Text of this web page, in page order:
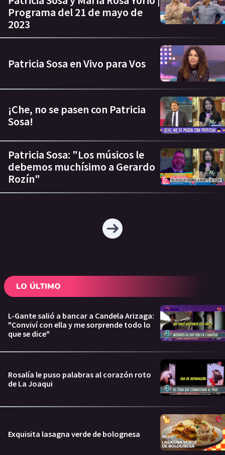
Programa del 21 de mayo de
2023
Patricia Sosa en Vivo para Vos
¡Che, no se pasen con Patricia
Sosa!
Patricia Sosa: "Los músicos le
debemos muchísimo a Gerardo
Rozín"
LO ÚLTIMO
L-Gante salió a bancar a Candela Arizaga:
"Conviví con ella y me sorprende todo lo
que se dice"
Rosalía le puso palabras al corazón roto
de La Joaqui
Exquisita lasagna verde de bolognesa